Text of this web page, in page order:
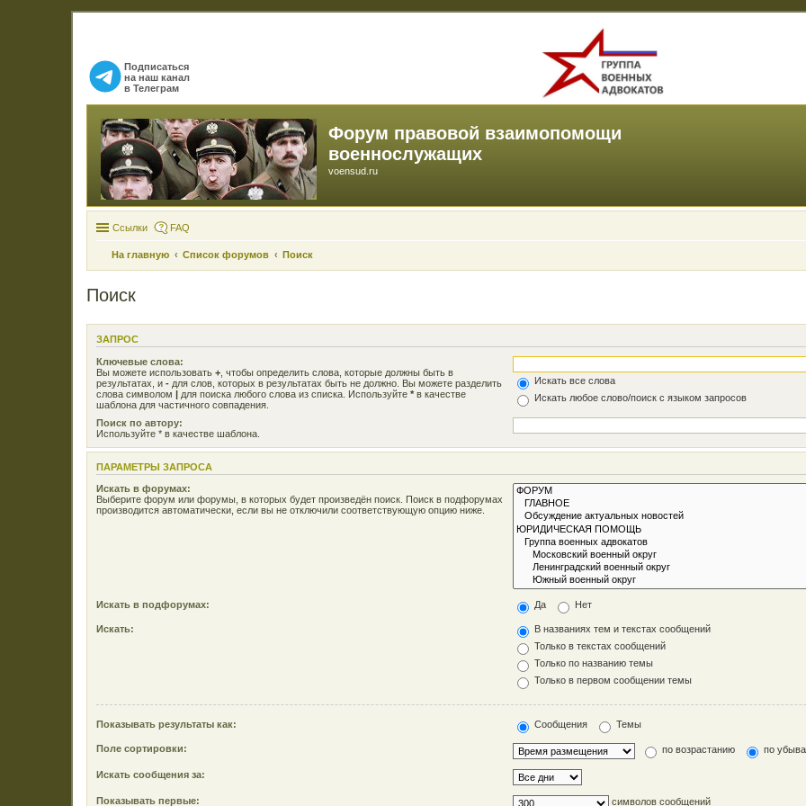
Подписаться
на наш канал
в Телеграм
Форум правовой взаимопомощи
военнослужащих
voensud.ru
Ссылки FAQ
На главную Список форумов Поиск
Поиск
ЗАПРОС
Ключевые слова:
Вы можете использовать + , чтобы определить слова, которые должны быть в
результатах, и - для слов, которых в результатах быть не должно. Вы можете разделить
слова символом | для поиска любого слова из списка. Используйте * в качестве
шаблона для частичного совпадения.
Искать все слова
Искать любое слово/поиск с языком запросов
Поиск по автору:
Используйте * в качестве шаблона.
ПАРАМЕТРЫ ЗАПРОСА
Искать в форумах:
Выберите форум или форумы, в которых будет произведён поиск. Поиск в подфорумах
производится автоматически, если вы не отключили соответствующую опцию ниже.
Искать в подфорумах: Да Нет
Искать:
В названиях тем и текстах сообщений
Только в текстах сообщений
Только по названию темы
Только в первом сообщении темы
Показывать результаты как: Сообщения Темы
Поле сортировки: по возрастанию по
Искать сообщения за:
Показывать первые: символов сообщений